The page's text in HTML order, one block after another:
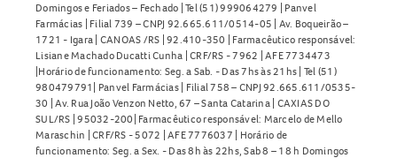
Domingos e Feriados – Fechado | Tel (51) 999064279 | Panvel
Farmácias | Filial 739 – CNPJ 92.665.611/0514-05 | Av. Boqueirão –
1721 - Igara | CANOAS /RS | 92.410-350 | Farmacêutico responsável:
Lisiane Machado Ducatti Cunha | CRF/RS - 7962 | AFE 7734473
|Horário de funcionamento: Seg. a Sab. - Das 7hs às 21hs | Tel (51)
980479791| Panvel Farmácias | Filial 758 – CNPJ 92.665.611/0535-
30 | Av. Rua João Venzon Netto, 67 – Santa Catarina | CAXIAS DO
SUL/RS | 95032-200| Farmacêutico responsável: Marcelo de Mello
Maraschin | CRF/RS - 5072 | AFE 7776037 | Horário de
funcionamento: Seg. a Sex. - Das 8h às 22hs, Sab 8 – 18 h Domingos